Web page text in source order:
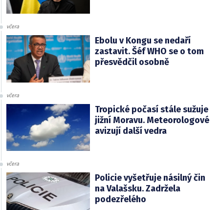
včera
Ebolu v Kongu se nedaří
zastavit. Šéf WHO se o tom
přesvědčil osobně
včera
Tropické počasí stále sužuje
jižní Moravu. Meteorologové
avizují další vedra
včera
Policie vyšetřuje násilný čin
na Valašsku. Zadržela
podezřelého